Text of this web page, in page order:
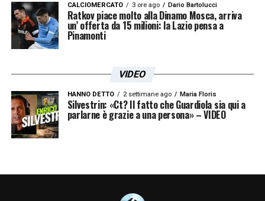
Sergio Conceiçao e la carriera tra
successi e trofei
chiaro. Dopo il ritiro, si è affermato come
uno dei profili tatticamente più solidi in
circolazione. Nel periodo alFC Porto, dal
2017 al 2024, ha conquistato 11 titoli
CALCIOMERCATO 3 ore ago Dario Bartolucci
Ratkov piace molto alla Dinamo Mosca, arriva
un’ offerta da 15 milioni: la Lazio pensa a
Pinamonti
VIDEO
HANNO DETTO 2 settimane ago Maria Floris
Silvestrin: «Ct? Il fatto che Guardiola sia qui a
parlarne è grazie a una persona» – VIDEO